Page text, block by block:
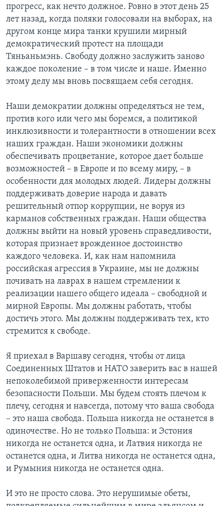
прогресс, как нечто должное. Ровно в этот день 25
лет назад, когда поляки голосовали на выборах, на
другом конце мира танки крушили мирный
демократический протест на площади
Тяньаньмэнь. Свободу должно заслужить заново
каждое поколение – в том числе и наше. Именно
этому делу мы вновь посвящаем себя сегодня.
Наши демократии должны определяться не тем,
против кого или чего мы боремся, а политикой
инклюзивности и толерантности в отношении всех
наших граждан. Наши экономики должны
обеспечивать процветание, которое дает больше
возможностей – в Европе и по всему миру, – в
особенности для молодых людей. Лидеры должны
поддерживать доверие народа и давать
решительный отпор коррупции, не воруя из
карманов собственных граждан. Наши общества
должны выйти на новый уровень справедливости,
которая признает врожденное достоинство
каждого человека. И, как нам напомнила
российская агрессия в Украине, мы не должны
почивать на лаврах в нашем стремлении к
реализации нашего общего идеала – свободной и
мирной Европы. Мы должны работать, чтобы
достичь этого. Мы должны поддерживать тех, кто
стремится к свободе.
Я приехал в Варшаву сегодня, чтобы от лица
Соединенных Штатов и НАТО заверить вас в нашей
непоколебимой приверженности интересам
безопасности Польши. Мы будем стоять плечом к
плечу, сегодня и навсегда, потому что ваша свобода
– это наша свобода. Польша никогда не останется в
одиночестве. Но не только Польша: и Эстония
никогда не останется одна, и Латвия никогда не
останется одна, и Литва никогда не останется одна,
и Румыния никогда не останется одна.
И это не просто слова. Это нерушимые обеты,